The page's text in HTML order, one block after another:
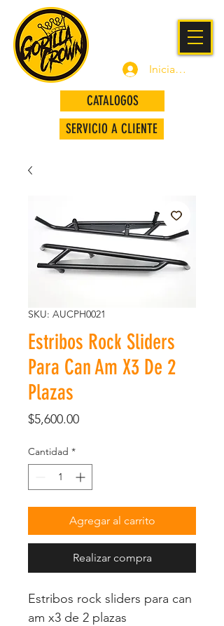
Iniciar sesión
SERVICIO A CLIENTE
CATALOGOS
SKU: AUCPH0021
Estribos Rock Sliders
Para Can Am X3 De 2
Plazas
$5,600.00Precio
Cantidad *
Agregar al carrito
Realizar compra
Estribos rock sliders para can
am x3 de 2 plazas